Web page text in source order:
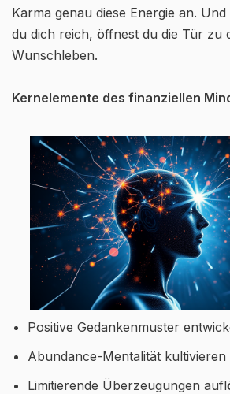
Karma genau diese Energie an.
du dich reich, öffnest du die Tür zu
Wunschleben.
Kernelemente des finanziellen
Positive Gedankenmuster
Abundance-Mentalität kultivieren
Limitierende Überzeugungen